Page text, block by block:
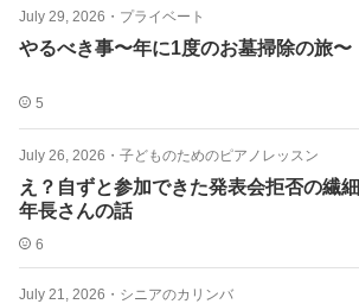
July 29, 2026 ・ プライベート
やるべき事〜年に1度のお墓掃除の旅〜
5
July 26, 2026 ・ 子どものためのピアノレッスン
え？自ずと参加できた発表会拒否の繊細
年長さんの話
6
July 21, 2026 ・ シニアのカリンバ